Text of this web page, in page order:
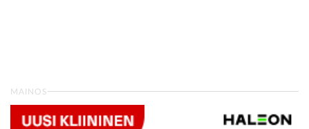
MAINOS